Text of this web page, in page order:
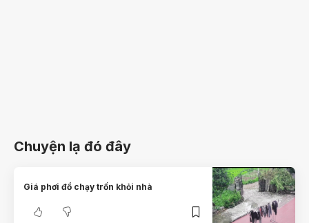
Chuyện lạ đó đây
Giá phơi đồ chạy trốn khỏi nhà